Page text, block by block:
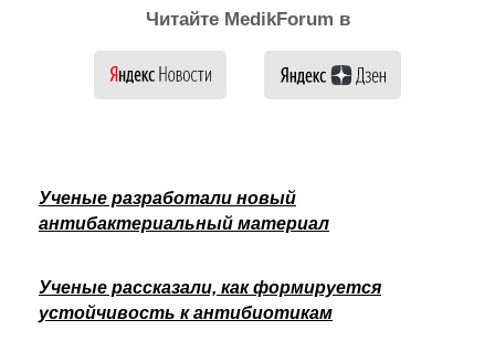
Читайте MedikForum в
Ученые разработали новый
антибактериальный материал
Ученые рассказали, как формируется
устойчивость к антибиотикам